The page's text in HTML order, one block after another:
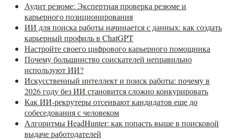
Аудит резюме: Экспертная проверка резюме и
карьерного позиционирования
ИИ для поиска работы начинается с данных: как создать
карьерный профиль в ChatGPT
Настройте своего цифрового карьерного помощника
Почему большинство соискателей неправильно
используют ИИ?
Искусственный интеллект и поиск работы: почему в
2026 году без ИИ становится сложно конкурировать
Как ИИ-рекрутеры отсеивают кандидатов еще до
собеседования с человеком
Алгоритмы HeadHunter: как попасть выше в поисковой
выдаче работодателей